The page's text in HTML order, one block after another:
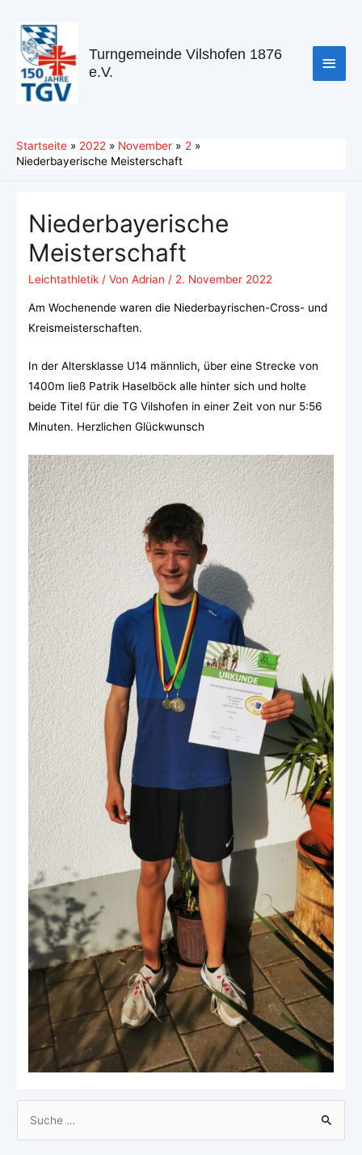
Turngemeinde Vilshofen 1876
e.V.
Startseite 2022 November
2
Niederbayerische Meisterschaft
Niederbayerische
Meisterschaft
Leichtathletik/ Von Adrian / 2. November 2022
Am Wochenende waren die Niederbayrischen-Cross- und
Kreismeisterschaften.
In der Altersklasse U14 männlich, über eine Strecke von
1400m ließ Patrik Haselböck alle hinter sich und holte
beide Titel für die TG Vilshofen in einer Zeit von nur 5:56
Minuten. Herzlichen Glückwunsch